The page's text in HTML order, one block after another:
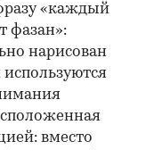
«каждый
фазан»:
нарисован
вместо